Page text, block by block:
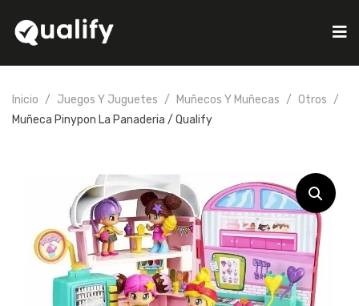
Inicio Juegos Y Juguetes Muñecos Y Muñecas
Otros
Muñeca Pinypon La Panaderia / Qualify